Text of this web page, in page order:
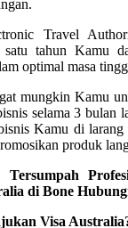
Travel
tahun Kamu
optimal masa
mungkin Kamu
selama 3 bulan
Kamu di larang
produk
Tersumpah
di Bone
Visa